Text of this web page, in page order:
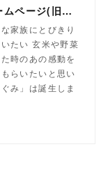
【公式】めぐみの杜ホームページ(旧自然食工房）
家族にとびきり
たい 玄米や野菜
時のあの感動を
らいたいと思い
み」は誕生しま